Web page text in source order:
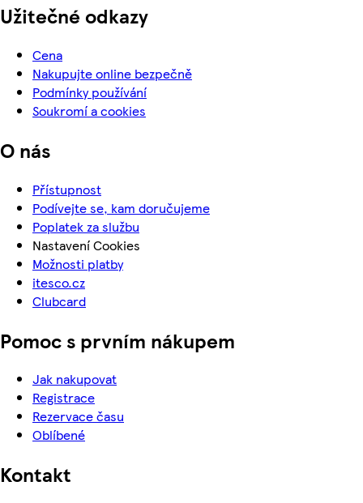
Užitečné odkazy
Cena
Nakupujte online bezpečně
Podmínky používání
Soukromí a cookies
O nás
Přístupnost
Podívejte se, kam doručujeme
Poplatek za službu
Nastavení Cookies
Možnosti platby
itesco.cz
Clubcard
Pomoc s prvním nákupem
Jak nakupovat
Registrace
Rezervace času
Oblíbené
Kontakt